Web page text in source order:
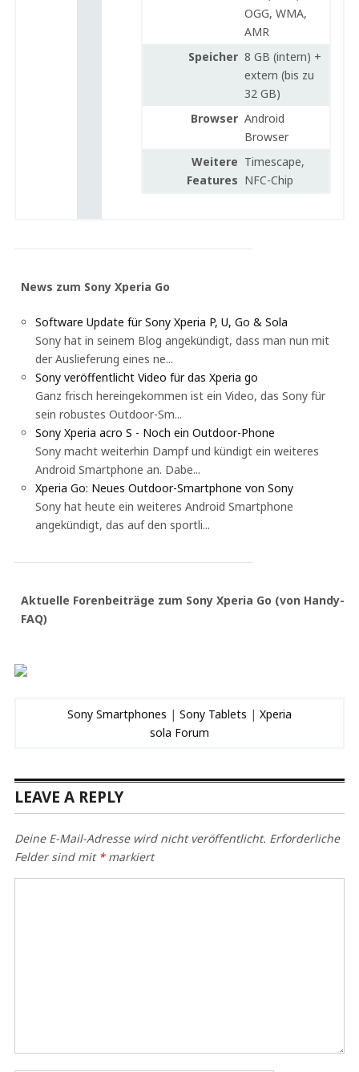
OGG, WMA,
AMR
Speicher 8 GB (intern) +
extern (bis zu
32 GB)
Browser Android
Browser
Weitere
Features
Timescape,
NFC-Chip
News zum Sony Xperia Go
Software Update für Sony Xperia P, U, Go & Sola
Sony hat in seinem Blog angekündigt, dass man nun mit
der Auslieferung eines ne...
Sony veröffentlicht Video für das Xperia go
Ganz frisch hereingekommen ist ein Video, das Sony für
sein robustes Outdoor-Sm...
Sony Xperia acro S - Noch ein Outdoor-Phone
Sony macht weiterhin Dampf und kündigt ein weiteres
Android Smartphone an. Dabe...
Xperia Go: Neues Outdoor-Smartphone von Sony
Sony hat heute ein weiteres Android Smartphone
angekündigt, das auf den sportli...
Aktuelle Forenbeiträge zum Sony Xperia Go (von Handy-
FAQ)
Sony Smartphones | Sony Tablets | Xperia
sola Forum
LEAVE A REPLY
Deine E-Mail-Adresse wird nicht veröffentlicht. Erforderliche
Felder sind mit *markiert